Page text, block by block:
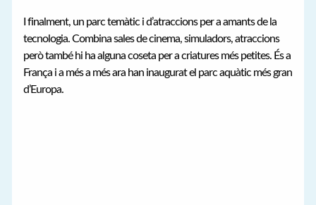
I finalment, un parc temàtic i d’atraccions per a amants de la
tecnologia. Combina sales de cinema, simuladors, atraccions
però també hi ha alguna coseta per a criatures més petites. És a
França i a més a més ara han inaugurat el parc aquàtic més gran
d’Europa.